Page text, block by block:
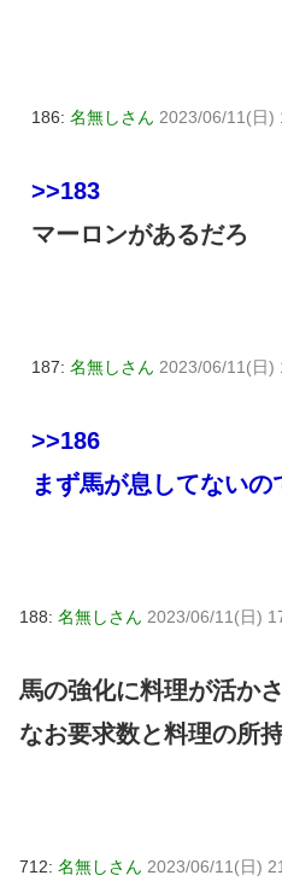
186: 名無しさん 2023/06/11(日)
>>183
マーロンがあるだろ
187: 名無しさん 2023/06/11(日)
>>186
まず馬が息してない
188: 名無しさん 2023/06/11(日)
馬の強化に料理が活か
なお要求数と料理の所
712: 名無しさん 2023/06/11(日)